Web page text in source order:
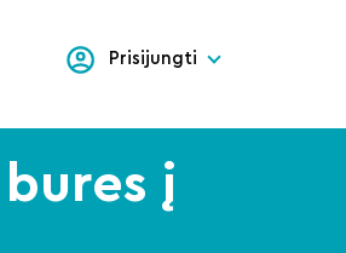
Prisijungti
į